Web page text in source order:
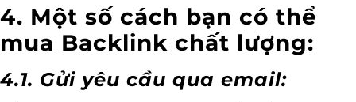
4. Một số cách bạn có thể
mua Backlink chất lượng:
4.1. Gửi yêu cầu qua email: